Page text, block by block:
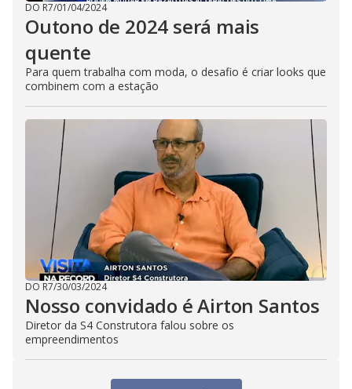
DO R7/01/04/2024
Outono de 2024 será mais
quente
Para quem trabalha com moda, o desafio é criar looks que
combinem com a estação
DO R7/30/03/2024
Nosso convidado é Airton Santos
Diretor da S4 Construtora falou sobre os
empreendimentos